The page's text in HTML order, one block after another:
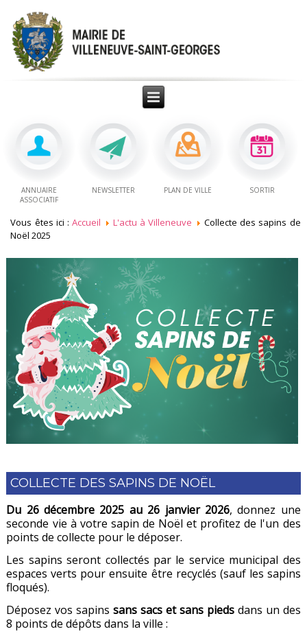
ANNUAIRE
ASSOCIATIF
NEWSLETTER PLAN DE VILLE SORTIR
Vous êtes ici :Accueil L'actu à Villeneuve
Collecte des sapins de
Noël 2025
COLLECTE DES SAPINS DE NOËL
Du 26 décembre 2025 au 26 janvier 2026, donnez une
seconde vie à votre sapin de Noël et profitez de l'un des
points de collecte pour le déposer.
Les sapins seront collectés par le service municipal des
espaces verts pour ensuite être recyclés (sauf les sapins
floqués).
Déposez vos sapinssans sacs et sans piedsdans un des
8 points de dépôts dans la ville :